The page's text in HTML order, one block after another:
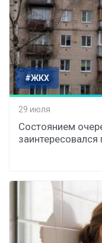
#ЖКХ
29 июля
Состоянием